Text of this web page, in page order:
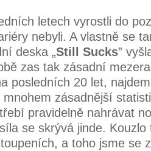
letech vyrostli do
nebyli. A vlastně se
deska „Still Sucks”
zas tak zásadní
posledních 20 let,
mnohem zásadnější
pravidelně nahrávat
se skrývá jinde.
a toho jsme se